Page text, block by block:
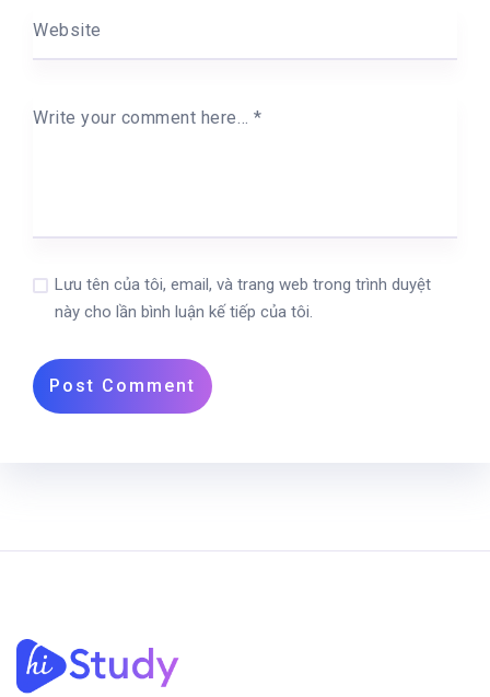
Website
Write your comment here… *
Lưu tên của tôi, email, và trang web trong trình duyệt
này cho lần bình luận kế tiếp của tôi.